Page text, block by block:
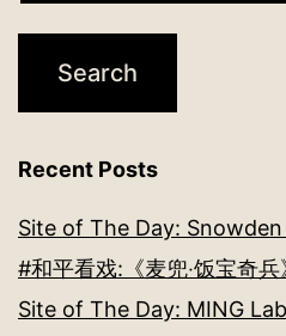
Recent Posts
Site of The Day:
#和平看戏:《麦兜‧饭宝奇兵
Site of The Day: MING